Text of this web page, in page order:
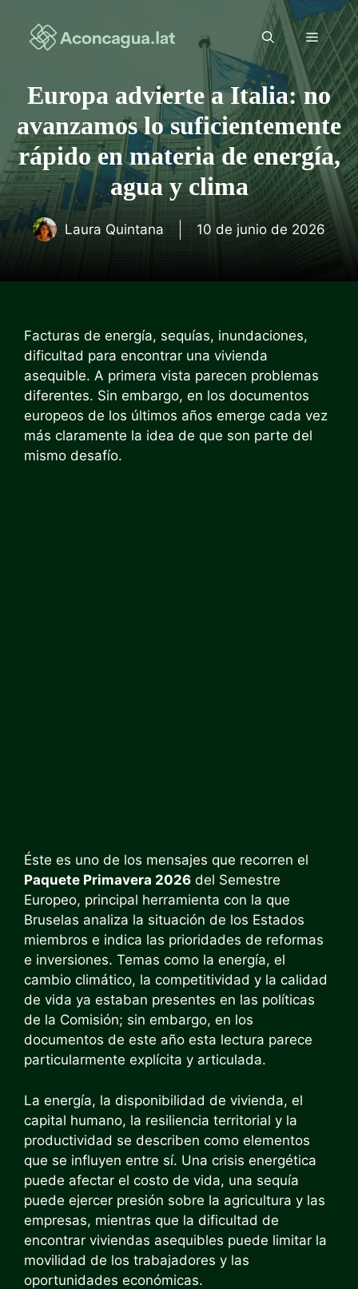
contenido
Menú
Europa advierte a Italia: no
avanzamos lo suficientemente
rápido en materia de energía,
agua y clima
Laura Quintana 10 de junio de 2026
Facturas de energía, sequías, inundaciones,
dificultad para encontrar una vivienda
asequible. A primera vista parecen problemas
diferentes. Sin embargo, en los documentos
europeos de los últimos años emerge cada vez
más claramente la idea de que son parte del
mismo desafío.
Éste es uno de los mensajes que recorren el
Paquete Primavera 2026 del Semestre
Europeo, principal herramienta con la que
Bruselas analiza la situación de los Estados
miembros e indica las prioridades de reformas
e inversiones. Temas como la energía, el
cambio climático, la competitividad y la calidad
de vida ya estaban presentes en las políticas
de la Comisión; sin embargo, en los
documentos de este año esta lectura parece
particularmente explícita y articulada.
La energía, la disponibilidad de vivienda, el
capital humano, la resiliencia territorial y la
productividad se describen como elementos
que se influyen entre sí. Una crisis energética
puede afectar el costo de vida, una sequía
puede ejercer presión sobre la agricultura y las
empresas, mientras que la dificultad de
encontrar viviendas asequibles puede limitar la
movilidad de los trabajadores y las
oportunidades económicas.